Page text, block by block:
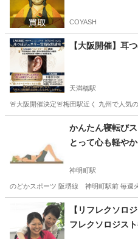
COYASH
【大阪開催】耳
天満橋駅
🚨大阪開催決定🚨梅田駅近く 九州で人気
天満橋駅 足つぼ
かんたん寝転び
とって心も軽や
神明町駅
のどかスポーツ 阪堺線 神明町駅前 毎週
堺市 神明町駅
【リフレクソロ
フレクソロジス